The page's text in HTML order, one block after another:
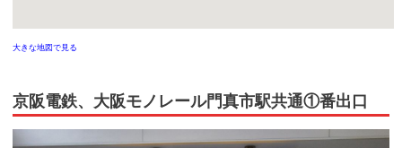
大きな地図で見る
京阪電鉄、大阪モノレール門真市駅共通①番出口